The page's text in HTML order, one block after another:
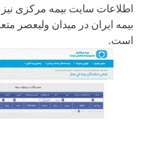
اطلاعات سایت بیمه مرکزی
بیمه ایران در میدان ولیعصر
است.